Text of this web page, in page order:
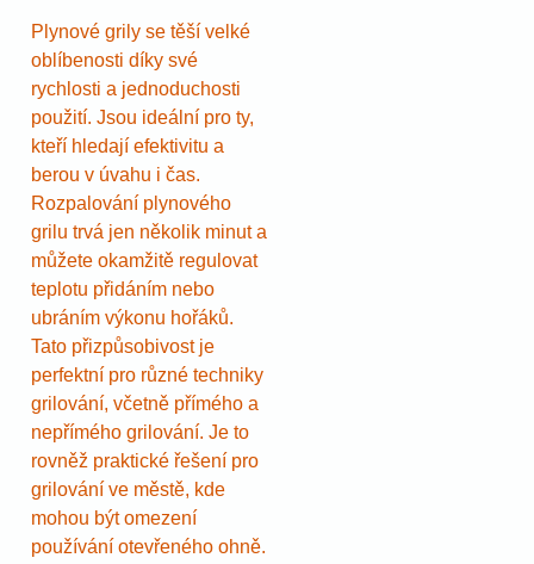
Plynové grily se těší velké
oblíbenosti díky své
rychlosti a jednoduchosti
použití. Jsou ideální pro ty,
kteří hledají efektivitu a
berou v úvahu i čas.
Rozpalování plynového
grilu trvá jen několik minut a
můžete okamžitě regulovat
teplotu přidáním nebo
ubráním výkonu hořáků.
Tato přizpůsobivost je
perfektní pro různé techniky
grilování, včetně přímého a
nepřímého grilování. Je to
rovněž praktické řešení pro
grilování ve městě, kde
mohou být omezení
používání otevřeného ohně.